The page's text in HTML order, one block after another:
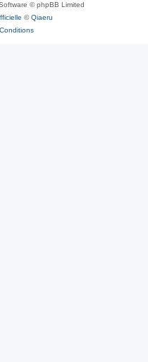
© phpBB Limited
©Qiaeru
Conditions